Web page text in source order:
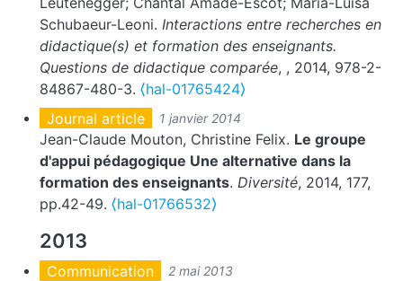
Schubaeur-Leoni. Interactions entre recherches en
didactique(s) et formation des enseignants.
Questions de didactique comparée, , 2014, 978-2-
84867-480-3. ⟨hal-01765424⟩
Journal article
1 janvier 2014
Jean-Claude Mouton, Christine Felix. Le groupe
d'appui pédagogique Une alternative dans la
formation des enseignants. Diversité, 2014, 177,
pp.42-49. ⟨hal-01766532⟩
2013
Communication 2 mai 2013